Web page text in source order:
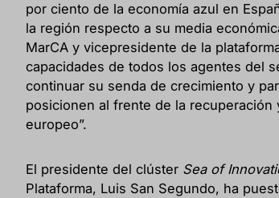
por ciento de la economía azul en
la región respecto a su media
MarCA y vicepresidente de la
capacidades de todos los agentes del
continuar su senda de crecimiento y
posicionen al frente de la
europeo”.
El presidente del clúster Sea of
Plataforma, Luis San Segundo, ha